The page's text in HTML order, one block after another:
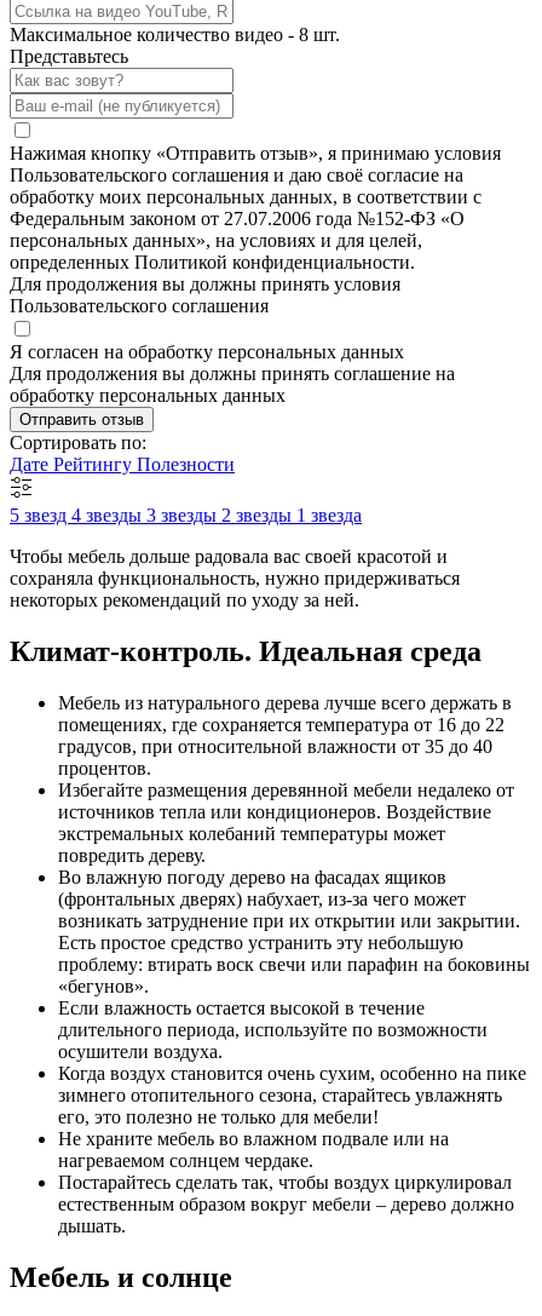
Максимальное количество видео - 8 шт.
Представьтесь
Нажимая кнопку «Отправить отзыв», я принимаю условия
Пользовательского соглашения и даю своё согласие на
обработку моих персональных данных, в соответствии с
Федеральным законом от 27.07.2006 года №152-ФЗ «О
персональных данных», на условиях и для целей,
определенных Политикой конфиденциальности.
Для продолжения вы должны принять условия
Пользовательского соглашения
Я согласен на обработку персональных данных
Для продолжения вы должны принять соглашение на
обработку персональных данных
Отправить отзыв
Сортировать по:
Дате Рейтингу Полезности
5 звезд 4 звезды 3 звезды 2 звезды 1 звезда
Чтобы мебель дольше радовала вас своей красотой и
сохраняла функциональность, нужно придерживаться
некоторых рекомендаций по уходу за ней.
Климат-контроль. Идеальная среда
Мебель из натурального дерева лучше всего держать в
помещениях, где сохраняется температура от 16 до 22
градусов, при относительной влажности от 35 до 40
процентов.
Избегайте размещения деревянной мебели недалеко от
источников тепла или кондиционеров. Воздействие
экстремальных колебаний температуры может
повредить дереву.
Во влажную погоду дерево на фасадах ящиков
(фронтальных дверях) набухает, из-за чего может
возникать затруднение при их открытии или закрытии.
Есть простое средство устранить эту небольшую
проблему: втирать воск свечи или парафин на боковины
«бегунов».
Если влажность остается высокой в течение
длительного периода, используйте по возможности
осушители воздуха.
Когда воздух становится очень сухим, особенно на пике
зимнего отопительного сезона, старайтесь увлажнять
его, это полезно не только для мебели!
Не храните мебель во влажном подвале или на
нагреваемом солнцем чердаке.
Постарайтесь сделать так, чтобы воздух циркулировал
естественным образом вокруг мебели – дерево должно
дышать.
Мебель и солнце